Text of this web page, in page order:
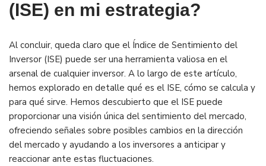
(ISE) en mi estrategia?
Al concluir, queda claro que el Índice de Sentimiento del
Inversor (ISE) puede ser una herramienta valiosa en el
arsenal de cualquier inversor. A lo largo de este artículo,
hemos explorado en detalle qué es el ISE, cómo se calcula y
para qué sirve. Hemos descubierto que el ISE puede
proporcionar una visión única del sentimiento del mercado,
ofreciendo señales sobre posibles cambios en la dirección
del mercado y ayudando a los inversores a anticipar y
reaccionar ante estas fluctuaciones.